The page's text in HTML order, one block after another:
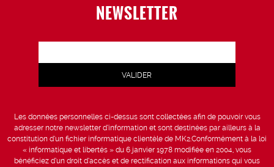
NEWSLETTER
Les données personnelles ci-dessus sont collectées afin de pouvoir vous
adresser notre newsletter d’information et sont destinées par ailleurs à la
constitution d’un fichier informatique clientèle de MK2.Conformément à la loi
« informatique et libertés » du 6 janvier 1978 modifiée en 2004, vous
bénéficiez d’un droit d’accès et de rectification aux informations qui vous